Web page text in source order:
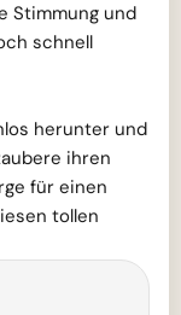
Stimmung und
schnell
herunter und
ihren
für einen
tollen